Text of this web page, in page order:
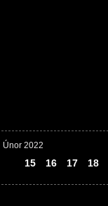
Únor 2022
15 16 17 18